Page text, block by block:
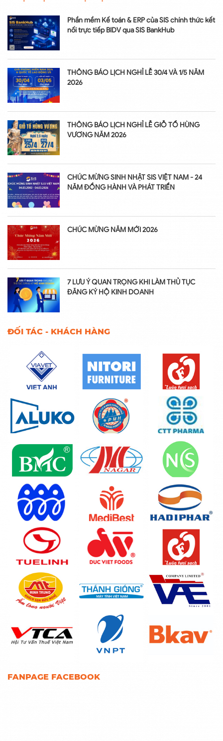
Phần mềm Kế toán & ERP của SIS chính thức kết
nối trực tiếp BIDV qua SIS BankHub
THÔNG BÁO LỊCH NGHỈ LỄ 30/4 VÀ 1/5 NĂM
2026
THÔNG BÁO LỊCH NGHỈ LỄ GIỖ TỔ HÙNG
VƯƠNG NĂM 2026
CHÚC MỪNG SINH NHẬT SIS VIỆT NAM - 24
NĂM ĐỒNG HÀNH VÀ PHÁT TRIỂN
CHÚC MỪNG NĂM MỚI 2026
7 LƯU Ý QUAN TRỌNG KHI LÀM THỦ TỤC
ĐĂNG KÝ HỘ KINH DOANH
ĐỐI TÁC - KHÁCH HÀNG
FANPAGE FACEBOOK